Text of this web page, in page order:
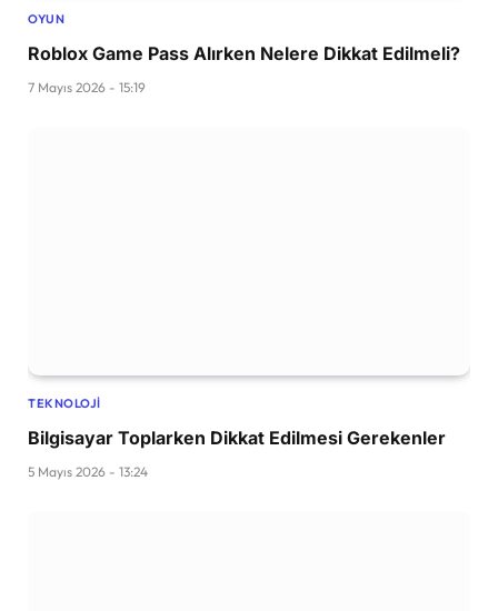
OYUN
Roblox Game Pass Alırken Nelere Dikkat Edilmeli?
7 Mayıs 2026 - 15:19
TEKNOLOJI
Bilgisayar Toplarken Dikkat Edilmesi Gerekenler
5 Mayıs 2026 - 13:24